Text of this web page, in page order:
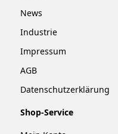
News
Industrie
Impressum
AGB
Datenschutzerklärung
Shop-Service